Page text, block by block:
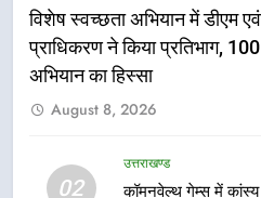
विशेष स्वच्छता अभियान में डीएम
प्राधिकरण ने किया प्रतिभाग,
अभियान का हिस्सा
August 8, 2026
02
उत्तराखण्ड
कॉमनवेल्थ गेम्स में कांस्य
5
हर घर